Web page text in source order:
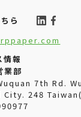
ら
情報
業部
7th Rd.
248